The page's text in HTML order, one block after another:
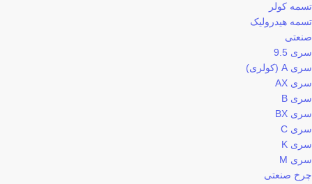
تسمه کولر
تسمه هیدرولیک
صنعتی
سری 9.5
سری A (کولری)
سری AX
سری B
سری BX
سری C
سری K
سری M
چرخ صنعتی